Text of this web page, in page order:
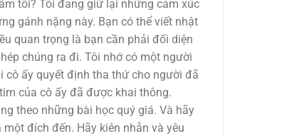
tôi? Tôi đang giữ lại những cảm xúc
gánh nặng này. Bạn có thể viết nhật
quan trọng là bạn cần phải đối diện
chúng ra đi. Tôi nhớ có một người
cô ấy quyết định tha thứ cho người đã
của cô ấy đã được khai thông.
theo những bài học quý giá. Và hãy
đích đến. Hãy kiên nhẫn và yêu